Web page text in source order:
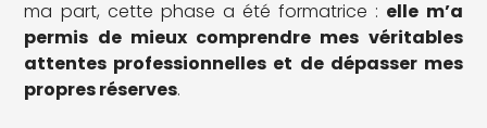
ma part, cette phase a été formatrice : elle m’a
permis de mieux comprendre mes véritables
attentes professionnelles et de dépasser mes
propres réserves.